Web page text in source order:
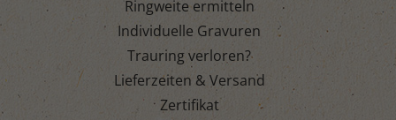
Ringweite ermitteln
Individuelle Gravuren
Trauring verloren?
Lieferzeiten & Versand
Zertifikat